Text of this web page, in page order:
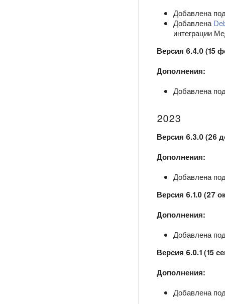
Добавлена
Добавлена
интеграции
Версия 6.4.0 (15
Дополнения:
Добавлена
2023
Версия 6.3.0 (26
Дополнения:
Добавлена
Версия 6.1.0 (27
Дополнения:
Добавлена
Версия 6.0.1 (15
Дополнения:
Добавлена